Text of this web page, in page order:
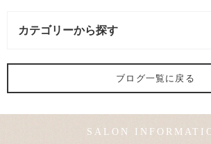
カテゴリーから探す
ヘアメイク (1記事)
ブログ一覧に戻る
SALON